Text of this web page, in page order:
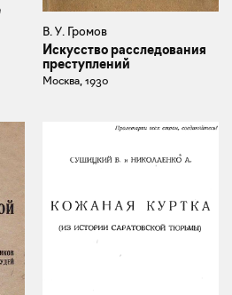
В. У. Громов
Искусство расследования
преступлений
Москва, 1930